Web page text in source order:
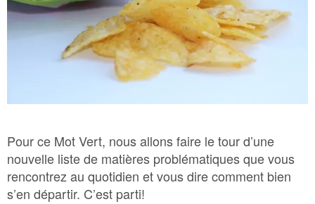
Bac Brun – Matières organiques
Bac Vert – Déchets
Pour ce Mot Vert, nous allons faire le tour d’une
nouvelle liste de matières problématiques que vous
rencontrez au quotidien et vous dire comment bien
s’en départir. C’est parti!